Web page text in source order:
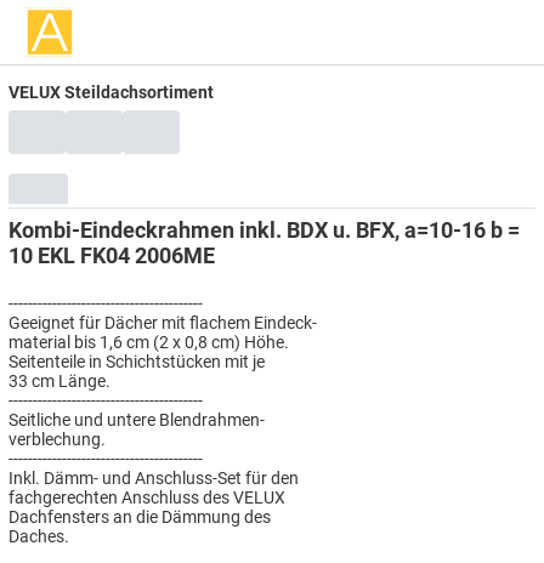
VELUX Steildachsortiment
Kombi-Eindeckrahmen inkl. BDX u. BFX, a=10-16 b =
10 EKL FK04 2006ME
----------------------------------------
Geeignet für Dächer mit flachem Eindeck-
material bis 1,6 cm (2 x 0,8 cm) Höhe.
Seitenteile in Schichtstücken mit je
33 cm Länge.
----------------------------------------
Seitliche und untere Blendrahmen-
verblechung.
----------------------------------------
Inkl. Dämm- und Anschluss-Set für den
fachgerechten Anschluss des VELUX
Dachfensters an die Dämmung des
Daches.